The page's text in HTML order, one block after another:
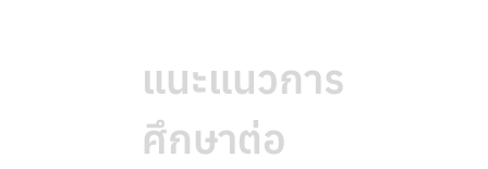
แนะแนวการ
ศึกษาต่อ